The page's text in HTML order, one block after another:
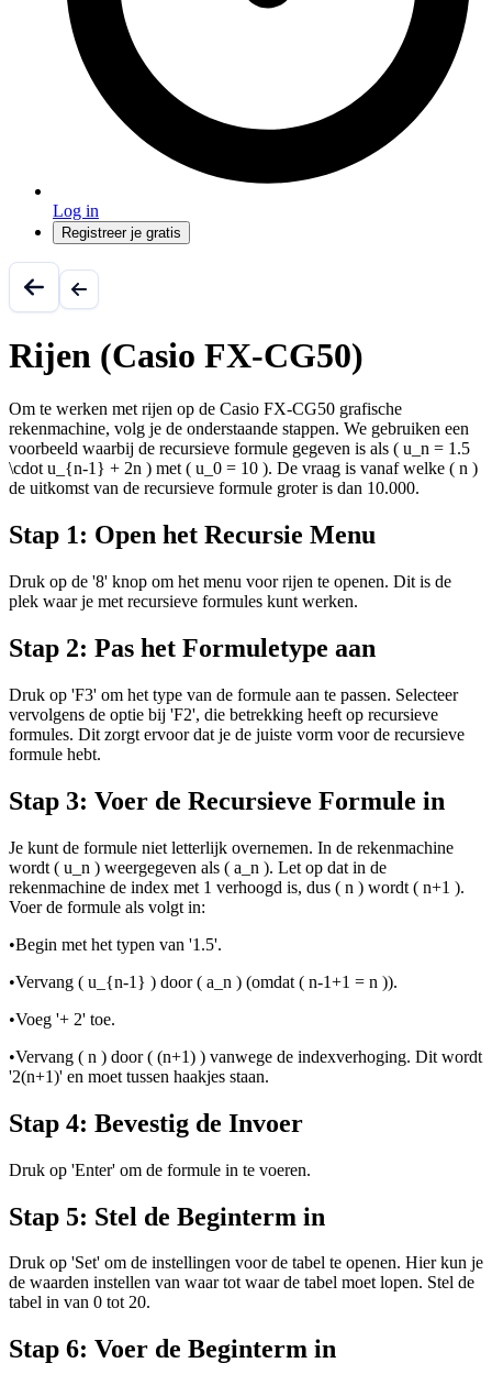
Log in
Registreer je gratis
Rijen (Casio FX-CG50)
Om te werken met rijen op de Casio FX-CG50 grafische
rekenmachine, volg je de onderstaande stappen. We gebruiken een
voorbeeld waarbij de recursieve formule gegeven is als ( u_n = 1.5
\cdot u_{n-1} + 2n ) met ( u_0 = 10 ). De vraag is vanaf welke ( n )
de uitkomst van de recursieve formule groter is dan 10.000.
Stap 1: Open het Recursie Menu
Druk op de '8' knop om het menu voor rijen te openen. Dit is de
plek waar je met recursieve formules kunt werken.
Stap 2: Pas het Formuletype aan
Druk op 'F3' om het type van de formule aan te passen. Selecteer
vervolgens de optie bij 'F2', die betrekking heeft op recursieve
formules. Dit zorgt ervoor dat je de juiste vorm voor de recursieve
formule hebt.
Stap 3: Voer de Recursieve Formule in
Je kunt de formule niet letterlijk overnemen. In de rekenmachine
wordt ( u_n ) weergegeven als ( a_n ). Let op dat in de
rekenmachine de index met 1 verhoogd is, dus ( n ) wordt ( n+1 ).
Voer de formule als volgt in:
•Begin met het typen van '1.5'.
•Vervang ( u_{n-1} ) door ( a_n ) (omdat ( n-1+1 = n )).
•Voeg '+ 2' toe.
•Vervang ( n ) door ( (n+1) ) vanwege de indexverhoging. Dit wordt
'2(n+1)' en moet tussen haakjes staan.
Stap 4: Bevestig de Invoer
Druk op 'Enter' om de formule in te voeren.
Stap 5: Stel de Beginterm in
Druk op 'Set' om de instellingen voor de tabel te openen. Hier kun je
de waarden instellen van waar tot waar de tabel moet lopen. Stel de
tabel in van 0 tot 20.
Stap 6: Voer de Beginterm in